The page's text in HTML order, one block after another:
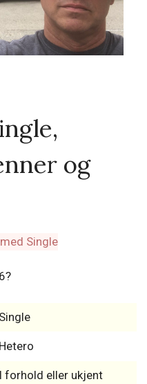
og
Single
Hetero
I forhold eller ukjent